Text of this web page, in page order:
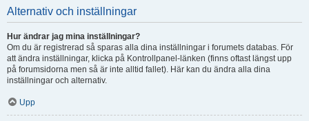
Alternativ och inställningar
Hur ändrar jag mina inställningar?
Om du är registrerad så sparas alla dina inställningar i forumets databas. För
att ändra inställningar, klicka på Kontrollpanel-länken (finns oftast längst upp
på forumsidorna men så är inte alltid fallet). Här kan du ändra alla dina
inställningar och alternativ.
Upp